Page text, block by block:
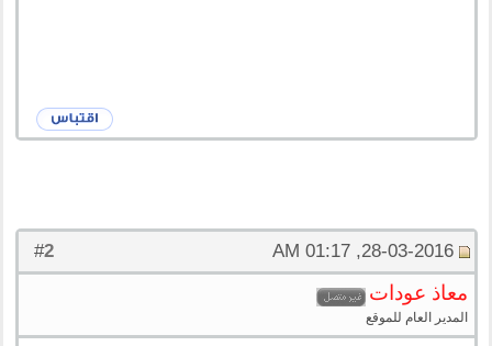
#
2 28-03-2016, 01:17 AM
معاذ عودات
المدير العام للموقع